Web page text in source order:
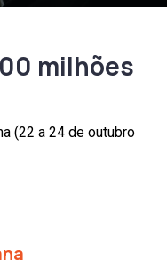
milhões
(22 a 24 de outubro